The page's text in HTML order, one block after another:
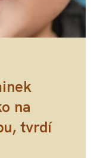
na
tvrdí